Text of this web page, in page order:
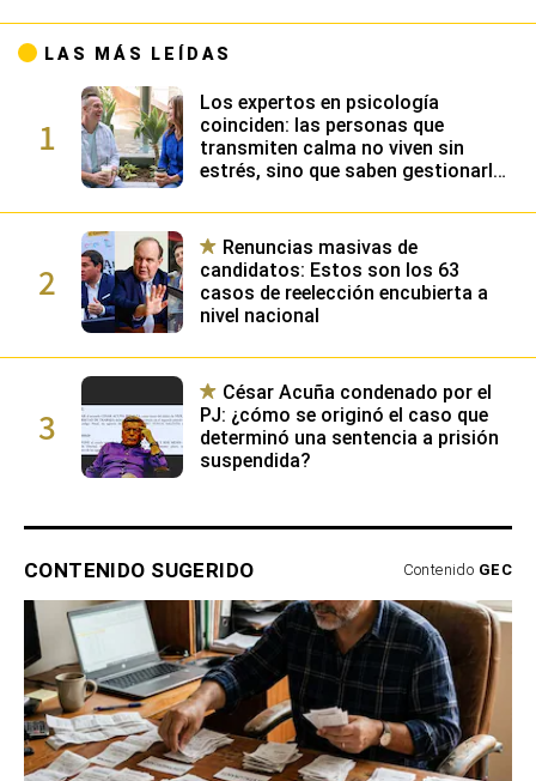
LAS MÁS LEÍDAS
1
Los expertos en psicología
coinciden: las personas que
transmiten calma no viven sin
estrés, sino que saben gestionarlo
emocional
2
Renuncias masivas de
candidatos: Estos son los 63
casos de reelección encubierta a
nivel nacional
3
César Acuña condenado por el
PJ: ¿cómo se originó el caso que
determinó una sentencia a prisión
suspendida?
CONTENIDO SUGERIDO Contenido GEC